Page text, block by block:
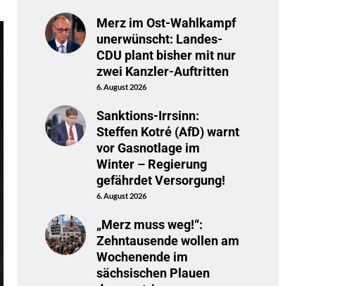
Merz im Ost-Wahlkampf
unerwünscht: Landes-
CDU plant bisher mit nur
zwei Kanzler-Auftritten
6. August 2026
Sanktions-Irrsinn:
Steffen Kotré (AfD) warnt
vor Gasnotlage im
Winter – Regierung
gefährdet Versorgung!
6. August 2026
„Merz muss weg!“:
Zehntausende wollen am
Wochenende im
sächsischen Plauen